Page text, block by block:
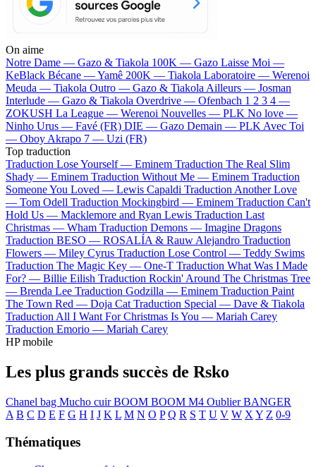
On aime
Notre Dame — Gazo & Tiakola 100K — Gazo Laisse Moi —
KeBlack Bécane —Yamê 200K — Tiakola Laboratoire — Werenoi
Meuda — Tiakola Outro — Gazo & TiakolaAilleurs — Josman
Interlude — Gazo & Tiakola Overdrive — Ofenbach 1 2 3 4 —
ZOKUSH La League — Werenoi Nouvelles — PLK No love —
Ninho Urus — Favé (FR) DIE — Gazo Demain — PLKAvec Toi
— OboyAkrapo 7 — Uzi (FR)
Top traduction
Traduction Lose Yourself — Eminem Traduction The Real Slim
Shady — Eminem Traduction Without Me — Eminem Traduction
Someone You Loved — Lewis Capaldi Traduction Another Love
— Tom Odell Traduction Mockingbird — Eminem Traduction Can't
Hold Us — Macklemore and Ryan Lewis Traduction Last
Christmas — Wham Traduction Demons — Imagine Dragons
Traduction BESO — ROSALÍA & Rauw Alejandro Traduction
Flowers — Miley Cyrus Traduction Lose Control — Teddy Swims
Traduction The Magic Key — One-T Traduction What Was I Made
For? — Billie Eilish Traduction Rockin' Around The Christmas Tree
— Brenda Lee Traduction Godzilla — Eminem Traduction Paint
The Town Red — Doja Cat Traduction Special — Dave & Tiakola
Traduction All I Want For Christmas Is You — Mariah Carey
Traduction Emorio — Mariah Carey
HP mobile
Les plus grands succès de Rsko
Chanel bag Mucho cuirBOOM BOOM M4 OublierBANGER
A B C D E F G H I J K L M N O P Q R S T U V W X Y Z 0-9
Thématiques